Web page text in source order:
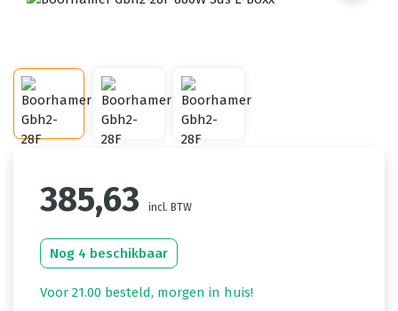
385,63 incl. BTW
Nog 4 beschikbaar
Voor 21.00 besteld, morgen in huis!